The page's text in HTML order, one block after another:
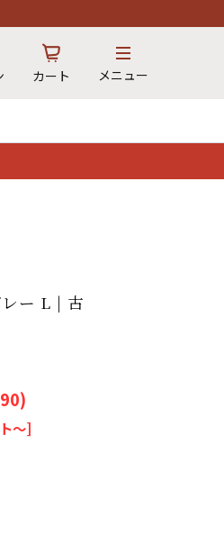
カート メニュー
8/4）
ー L | 古
～]